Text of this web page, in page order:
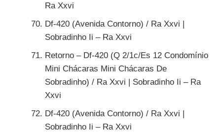
Ra Xxvi
Df-420 (Avenida Contorno) / Ra Xxvi |
Sobradinho Ii – Ra Xxvi
Retorno – Df-420 (Q 2/1c/Es 12 Condomínio
Mini Chácaras Mini Chácaras De
Sobradinho) / Ra Xxvi | Sobradinho Ii – Ra
Xxvi
Df-420 (Avenida Contorno) / Ra Xxvi |
Sobradinho Ii – Ra Xxvi